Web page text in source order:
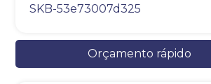
SKB-53e73007d325
Orçamento rápido